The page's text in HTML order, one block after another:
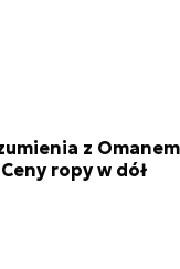
z
ropy w dół